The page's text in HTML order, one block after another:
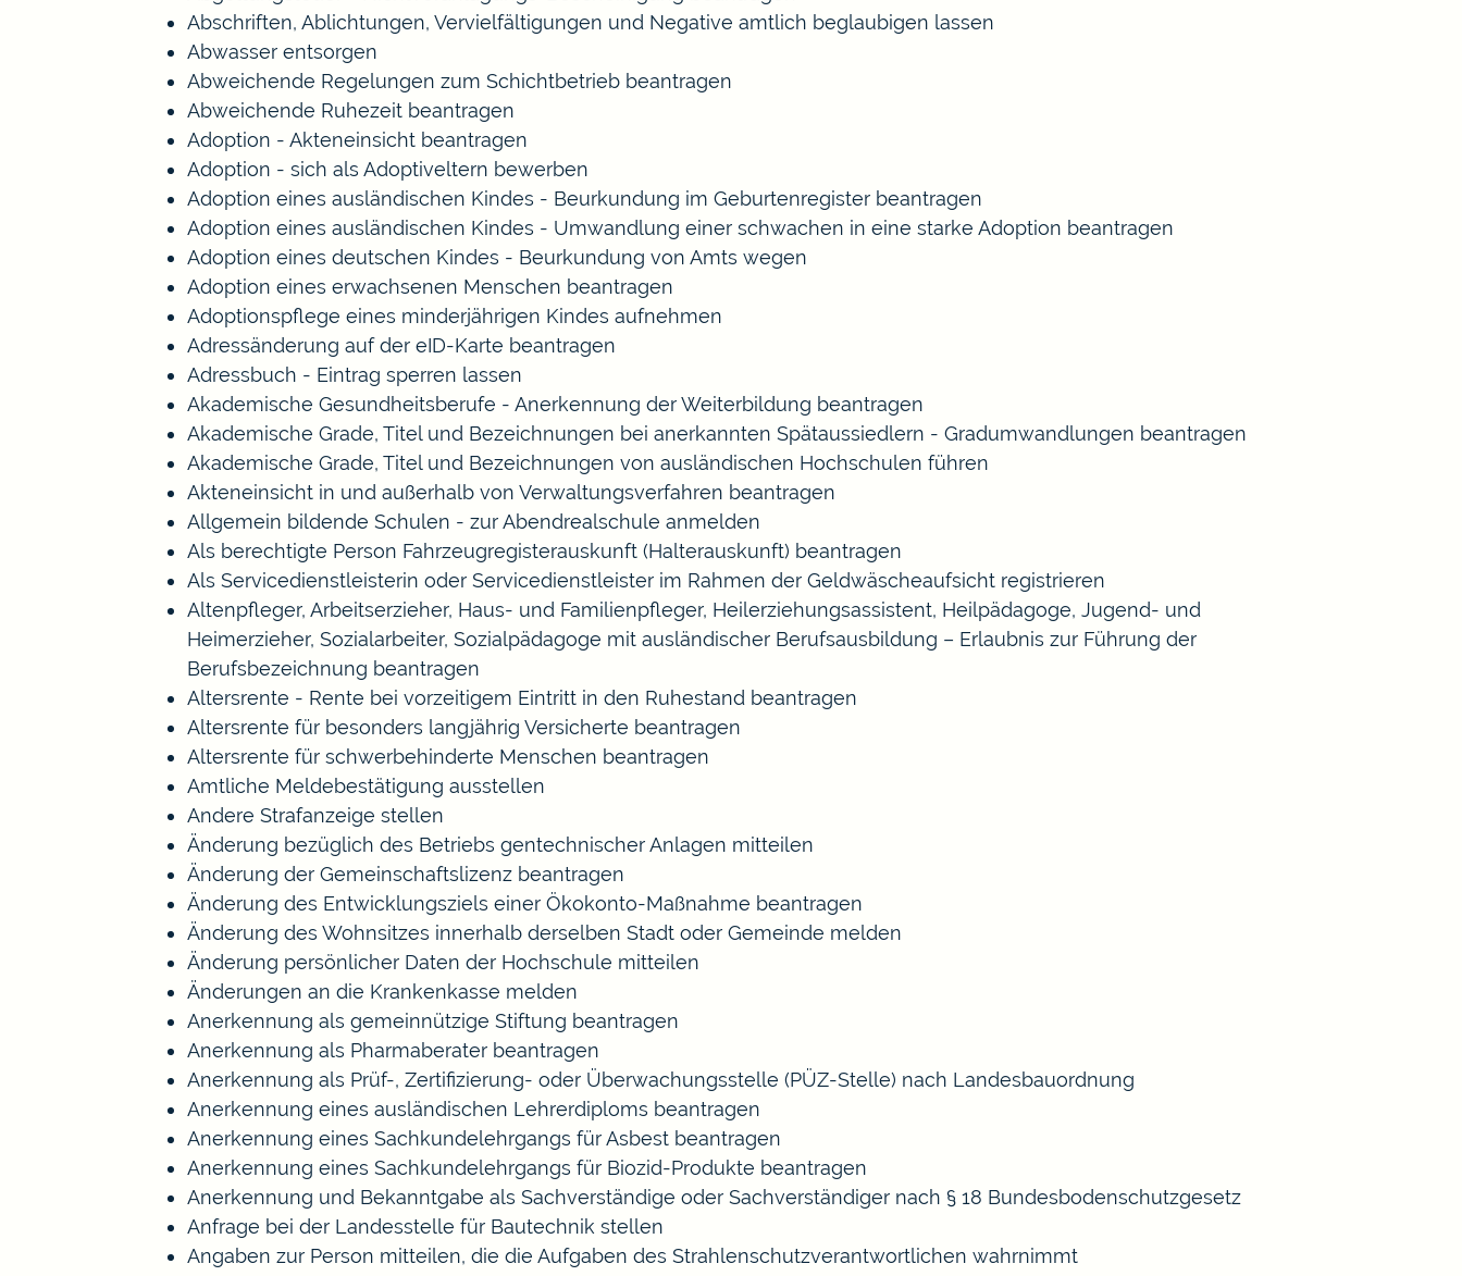
Abschriften, Ablichtungen, Vervielfältigungen und Negative amtlich beglaubigen lassen
Abwasser entsorgen
Abweichende Regelungen zum Schichtbetrieb beantragen
Abweichende Ruhezeit beantragen
Adoption - Akteneinsicht beantragen
Adoption - sich als Adoptiveltern bewerben
Adoption eines ausländischen Kindes - Beurkundung im Geburtenregister beantragen
Adoption eines ausländischen Kindes - Umwandlung einer schwachen in eine starke Adoption beantragen
Adoption eines deutschen Kindes - Beurkundung von Amts wegen
Adoption eines erwachsenen Menschen beantragen
Adoptionspflege eines minderjährigen Kindes aufnehmen
Adressänderung auf der eID-Karte beantragen
Adressbuch - Eintrag sperren lassen
Akademische Gesundheitsberufe - Anerkennung der Weiterbildung beantragen
Akademische Grade, Titel und Bezeichnungen bei anerkannten Spätaussiedlern - Gradumwandlungen beantragen
Akademische Grade, Titel und Bezeichnungen von ausländischen Hochschulen führen
Akteneinsicht in und außerhalb von Verwaltungsverfahren beantragen
Allgemein bildende Schulen - zur Abendrealschule anmelden
Als berechtigte Person Fahrzeugregisterauskunft (Halterauskunft) beantragen
Als Servicedienstleisterin oder Servicedienstleister im Rahmen der Geldwäscheaufsicht registrieren
Altenpfleger, Arbeitserzieher, Haus- und Familienpfleger, Heilerziehungsassistent, Heilpädagoge, Jugend- und
Heimerzieher, Sozialarbeiter, Sozialpädagoge mit ausländischer Berufsausbildung – Erlaubnis zur Führung der
Berufsbezeichnung beantragen
Altersrente - Rente bei vorzeitigem Eintritt in den Ruhestand beantragen
Altersrente für besonders langjährig Versicherte beantragen
Altersrente für schwerbehinderte Menschen beantragen
Amtliche Meldebestätigung ausstellen
Andere Strafanzeige stellen
Änderung bezüglich des Betriebs gentechnischer Anlagen mitteilen
Änderung der Gemeinschaftslizenz beantragen
Änderung des Entwicklungsziels einer Ökokonto-Maßnahme beantragen
Änderung des Wohnsitzes innerhalb derselben Stadt oder Gemeinde melden
Änderung persönlicher Daten der Hochschule mitteilen
Änderungen an die Krankenkasse melden
Anerkennung als gemeinnützige Stiftung beantragen
Anerkennung als Pharmaberater beantragen
Anerkennung als Prüf-, Zertifizierung- oder Überwachungsstelle (PÜZ-Stelle) nach Landesbauordnung
Anerkennung eines ausländischen Lehrerdiploms beantragen
Anerkennung eines Sachkundelehrgangs für Asbest beantragen
Anerkennung eines Sachkundelehrgangs für Biozid-Produkte beantragen
Anerkennung und Bekanntgabe als Sachverständige oder Sachverständiger nach § 18 Bundesbodenschutzgesetz
Anfrage bei der Landesstelle für Bautechnik stellen
Angaben zur Person mitteilen, die die Aufgaben des Strahlenschutzverantwortlichen wahrnimmt